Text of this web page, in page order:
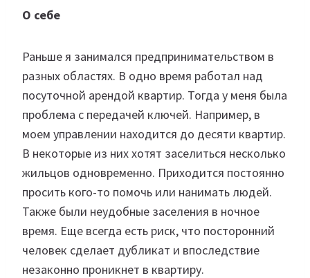
О себе
Раньше я занимался предпринимательством в
разных областях. В одно время работал над
посуточной арендой квартир. Тогда у меня была
проблема с передачей ключей. Например, в
моем управлении находится до десяти квартир.
В некоторые из них хотят заселиться несколько
жильцов одновременно. Приходится постоянно
просить кого-то помочь или нанимать людей.
Также были неудобные заселения в ночное
время. Еще всегда есть риск, что посторонний
человек сделает дубликат и впоследствие
незаконно проникнет в квартиру.